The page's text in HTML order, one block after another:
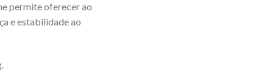
permite oferecer ao
e estabilidade ao